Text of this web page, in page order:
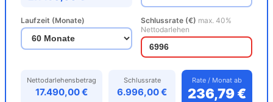
Laufzeit (Monate) Schlussrate (€) max. 40%
Nettodarlehen
Nettodarlehensbetrag
17.490,00 €
Schlussrate
6.996,00 €
Rate / Monat ab
236,79 €